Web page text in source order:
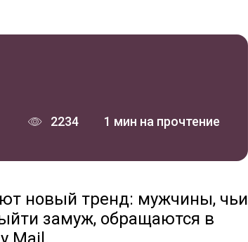
2234 1 мин на прочтение
новый тренд: мужчины, чьи
замуж, обращаются в